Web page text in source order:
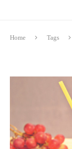
Home Tags